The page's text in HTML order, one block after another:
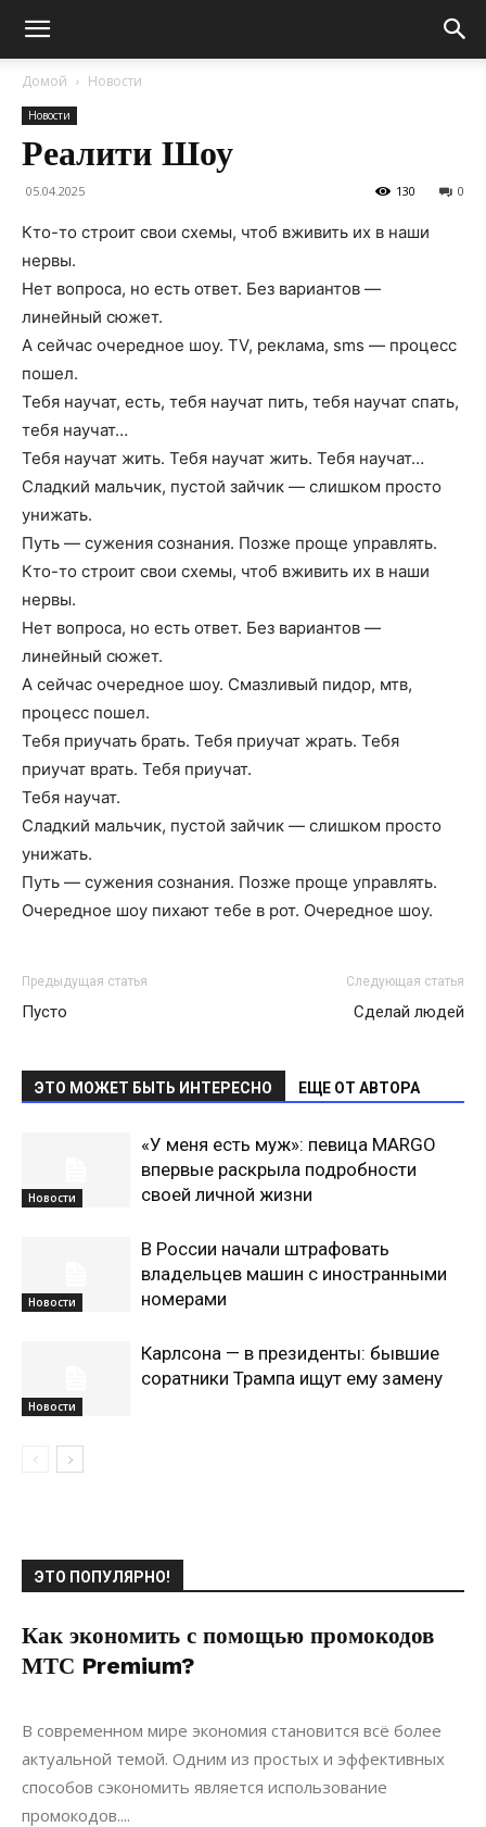
Домой Новости
Новости
Реалити Шоу
05.04.2025 0
130
Кто-то строит свои схемы, чтоб вживить их в наши
нервы.
Нет вопроса, но есть ответ. Без вариантов —
линейный сюжет.
А сейчас очередное шоу. TV, реклама, sms — процесс
пошел.
Тебя научат, есть, тебя научат пить, тебя научат спать,
тебя научат…
Тебя научат жить. Тебя научат жить. Тебя научат…
Сладкий мальчик, пустой зайчик — слишком просто
унижать.
Путь — сужения сознания. Позже проще управлять.
Кто-то строит свои схемы, чтоб вживить их в наши
нервы.
Нет вопроса, но есть ответ. Без вариантов —
линейный сюжет.
А сейчас очередное шоу. Смазливый пидор, мтв,
процесс пошел.
Тебя приучать брать. Тебя приучат жрать. Тебя
приучат врать. Тебя приучат.
Тебя научат.
Сладкий мальчик, пустой зайчик — слишком просто
унижать.
Путь — сужения сознания. Позже проще управлять.
Очередное шоу пихают тебе в рот. Очередное шоу.
Предыдущая статья
Пусто
Следующая статья
Сделай людей
ЭТО МОЖЕТ БЫТЬ ИНТЕРЕСНО ЕЩЕ ОТ АВТОРА
Новости
«У меня есть муж»: певица MARGO
впервые раскрыла подробности
своей личной жизни
Новости
В России начали штрафовать
владельцев машин с иностранными
номерами
Новости
Карлсона — в президенты: бывшие
соратники Трампа ищут ему замену
ЭТО ПОПУЛЯРНО!
Как экономить с помощью промокодов
МТС Premium?
15.06.2022
В современном мире экономия становится всё более
актуальной темой. Одним из простых и эффективных
способов сэкономить является использование
промокодов....